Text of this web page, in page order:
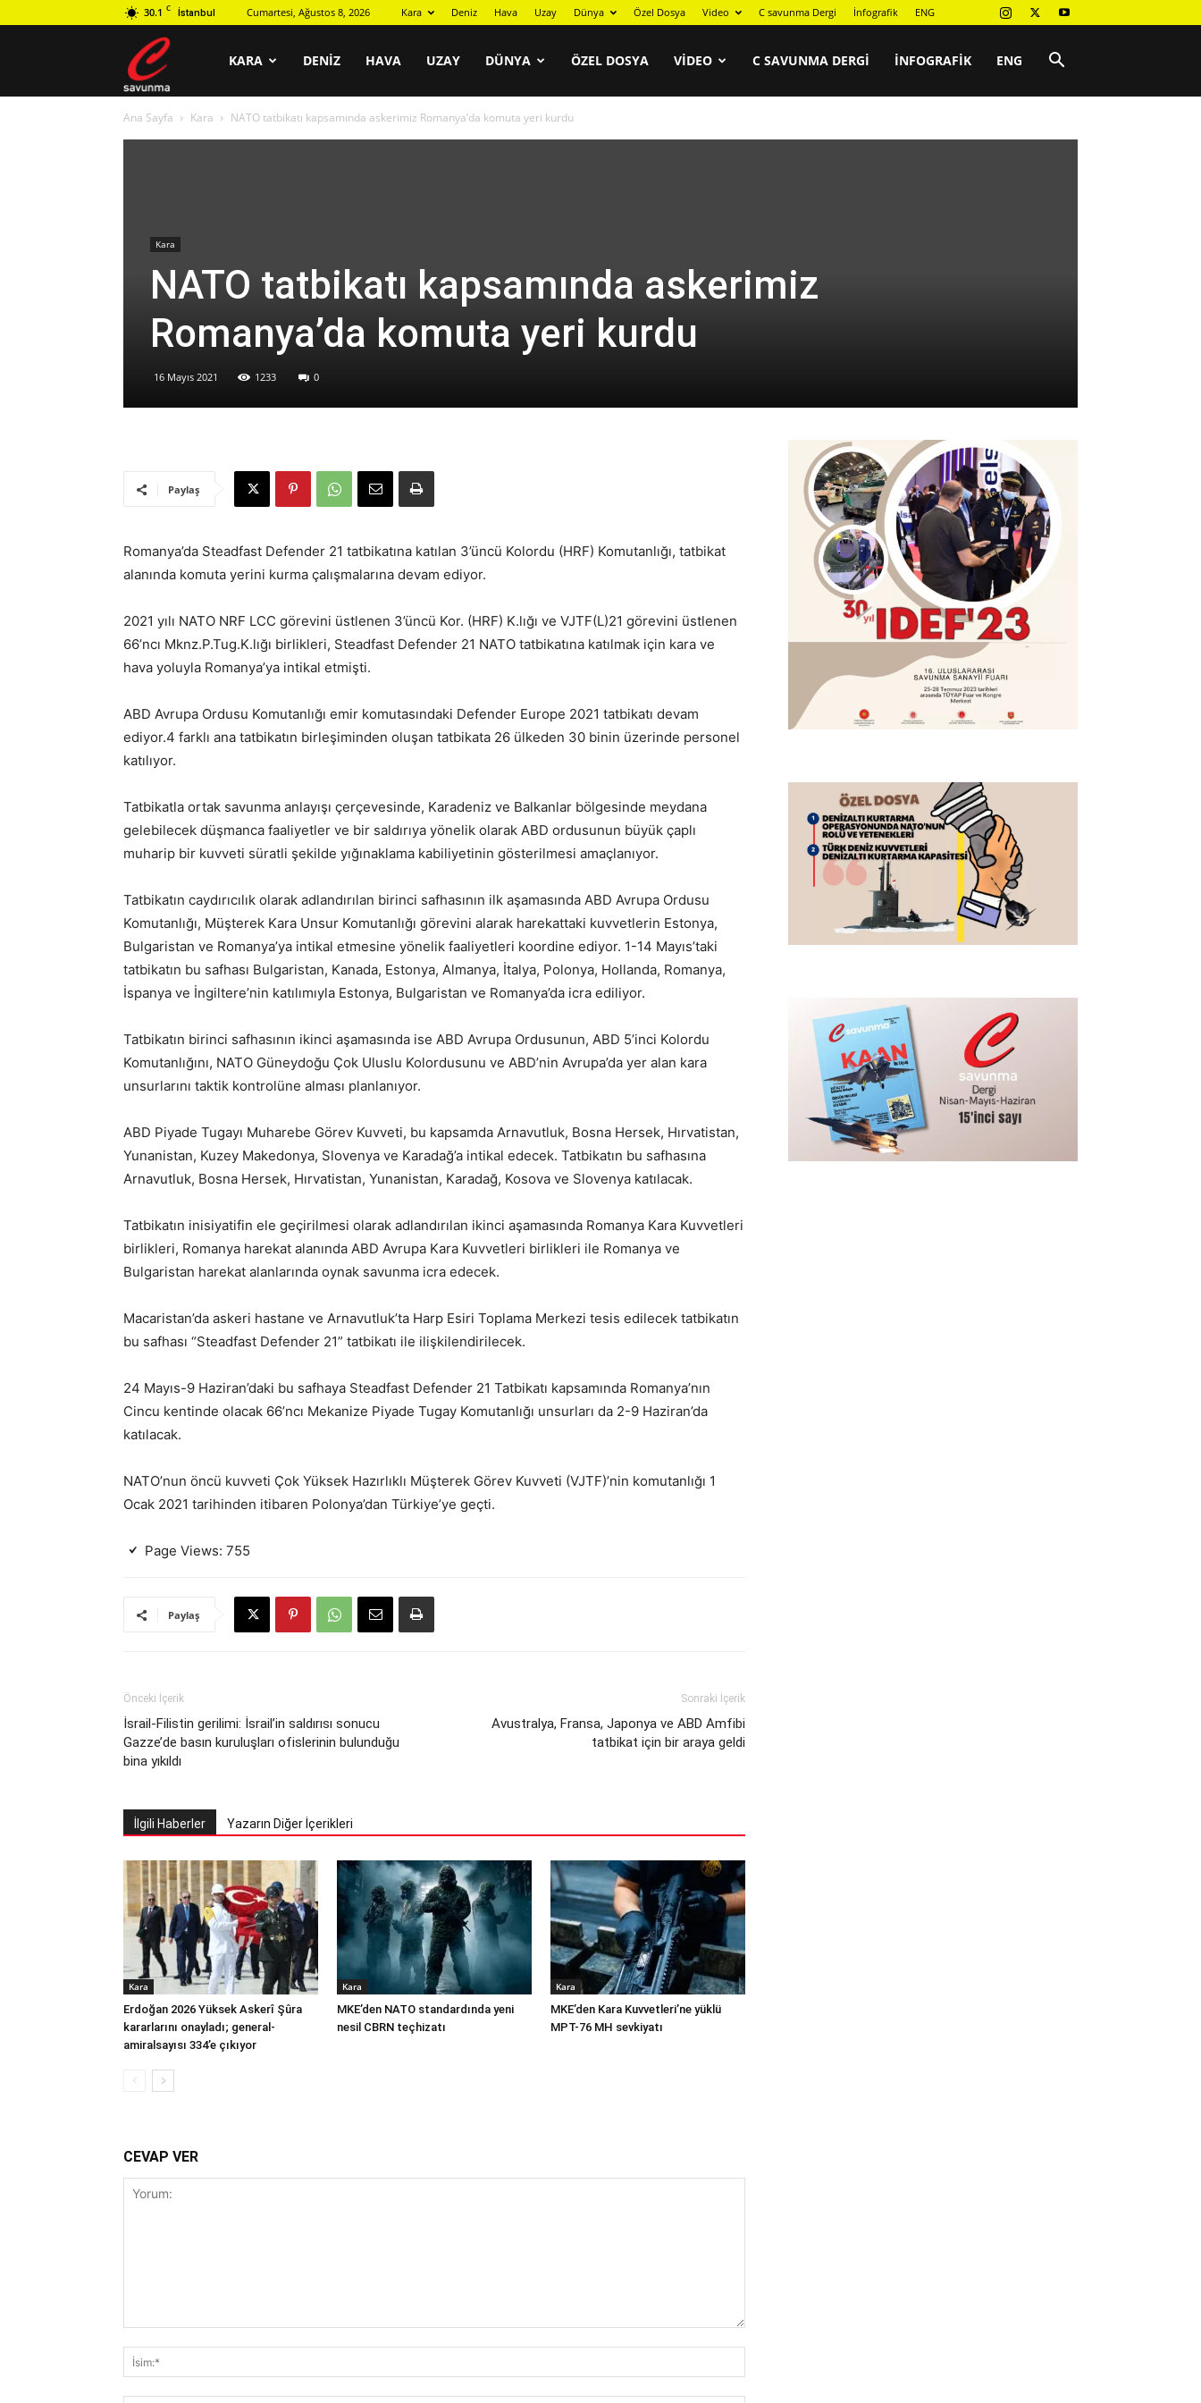
30.1 C İstanbul Cumartesi, Ağustos 8, 2026 Kara Deniz Hava Uzay Dünya Özel Dosya Video C savunma Dergi İnfografik ENG
KARA DENIZ HAVA UZAY DÜNYA ÖZEL DOSYA VIDEO C SAVUNMA DERGI İNFOGRAFIK ENG
Ana Sayfa Kara NATO tatbikatı kapsamında askerimiz Romanya’da komuta yeri kurdu
Kara
NATO tatbikatı kapsamında askerimiz
Romanya’da komuta yeri kurdu
16 Mayıs 2021 1233 0
Paylaş
Romanya’da Steadfast Defender 21 tatbikatına katılan 3’üncü Kolordu (HRF) Komutanlığı, tatbikat
alanında komuta yerini kurma çalışmalarına devam ediyor.
2021 yılı NATO NRF LCC görevini üstlenen 3’üncü Kor. (HRF) K.lığı ve VJTF(L)21 görevini üstlenen
66’ncı Mknz.P.Tug.K.lığı birlikleri, Steadfast Defender 21 NATO tatbikatına katılmak için kara ve
hava yoluyla Romanya’ya intikal etmişti.
ABD Avrupa Ordusu Komutanlığı emir komutasındaki Defender Europe 2021 tatbikatı devam
ediyor.4 farklı ana tatbikatın birleşiminden oluşan tatbikata 26 ülkeden 30 binin üzerinde personel
katılıyor.
Tatbikatla ortak savunma anlayışı çerçevesinde, Karadeniz ve Balkanlar bölgesinde meydana
gelebilecek düşmanca faaliyetler ve bir saldırıya yönelik olarak ABD ordusunun büyük çaplı
muharip bir kuvveti süratli şekilde yığınaklama kabiliyetinin gösterilmesi amaçlanıyor.
Tatbikatın caydırıcılık olarak adlandırılan birinci safhasının ilk aşamasında ABD Avrupa Ordusu
Komutanlığı, Müşterek Kara Unsur Komutanlığı görevini alarak harekattaki kuvvetlerin Estonya,
Bulgaristan ve Romanya’ya intikal etmesine yönelik faaliyetleri koordine ediyor. 1-14 Mayıs’taki
tatbikatın bu safhası Bulgaristan, Kanada, Estonya, Almanya, İtalya, Polonya, Hollanda, Romanya,
İspanya ve İngiltere’nin katılımıyla Estonya, Bulgaristan ve Romanya’da icra ediliyor.
Tatbikatın birinci safhasının ikinci aşamasında ise ABD Avrupa Ordusunun, ABD 5’inci Kolordu
Komutanlığını, NATO Güneydoğu Çok Uluslu Kolordusunu ve ABD’nin Avrupa’da yer alan kara
unsurlarını taktik kontrolüne alması planlanıyor.
ABD Piyade Tugayı Muharebe Görev Kuvveti, bu kapsamda Arnavutluk, Bosna Hersek, Hırvatistan,
Yunanistan, Kuzey Makedonya, Slovenya ve Karadağ’a intikal edecek. Tatbikatın bu safhasına
Arnavutluk, Bosna Hersek, Hırvatistan, Yunanistan, Karadağ, Kosova ve Slovenya katılacak.
Tatbikatın inisiyatifin ele geçirilmesi olarak adlandırılan ikinci aşamasında Romanya Kara Kuvvetleri
birlikleri, Romanya harekat alanında ABD Avrupa Kara Kuvvetleri birlikleri ile Romanya ve
Bulgaristan harekat alanlarında oynak savunma icra edecek.
Macaristan’da askeri hastane ve Arnavutluk’ta Harp Esiri Toplama Merkezi tesis edilecek tatbikatın
bu safhası “Steadfast Defender 21” tatbikatı ile ilişkilendirilecek.
24 Mayıs-9 Haziran’daki bu safhaya Steadfast Defender 21 Tatbikatı kapsamında Romanya’nın
Cincu kentinde olacak 66’ncı Mekanize Piyade Tugay Komutanlığı unsurları da 2-9 Haziran’da
katılacak.
NATO’nun öncü kuvveti Çok Yüksek Hazırlıklı Müşterek Görev Kuvveti (VJTF)’nin komutanlığı 1
Ocak 2021 tarihinden itibaren Polonya’dan Türkiye’ye geçti.
Page Views: 755
Paylaş
Önceki İçerik
İsrail-Filistin gerilimi: İsrail’in saldırısı sonucu
Gazze’de basın kuruluşları ofislerinin bulunduğu
bina yıkıldı
Sonraki İçerik
Avustralya, Fransa, Japonya ve ABD Amfibi
tatbikat için bir araya geldi
İlgili Haberler Yazarın Diğer İçerikleri
Kara
Erdoğan 2026 Yüksek Askerî Şûra
kararlarını onayladı; general-
amiralsayısı 334’e çıkıyor
Kara
MKE’den NATO standardında yeni
nesil CBRN teçhizatı
Kara
MKE’den Kara Kuvvetleri’ne yüklü
MPT-76 MH sevkiyatı
CEVAP VER